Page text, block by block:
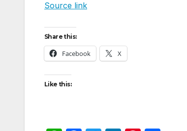
Source link
Share this:
Facebook X
Like this: